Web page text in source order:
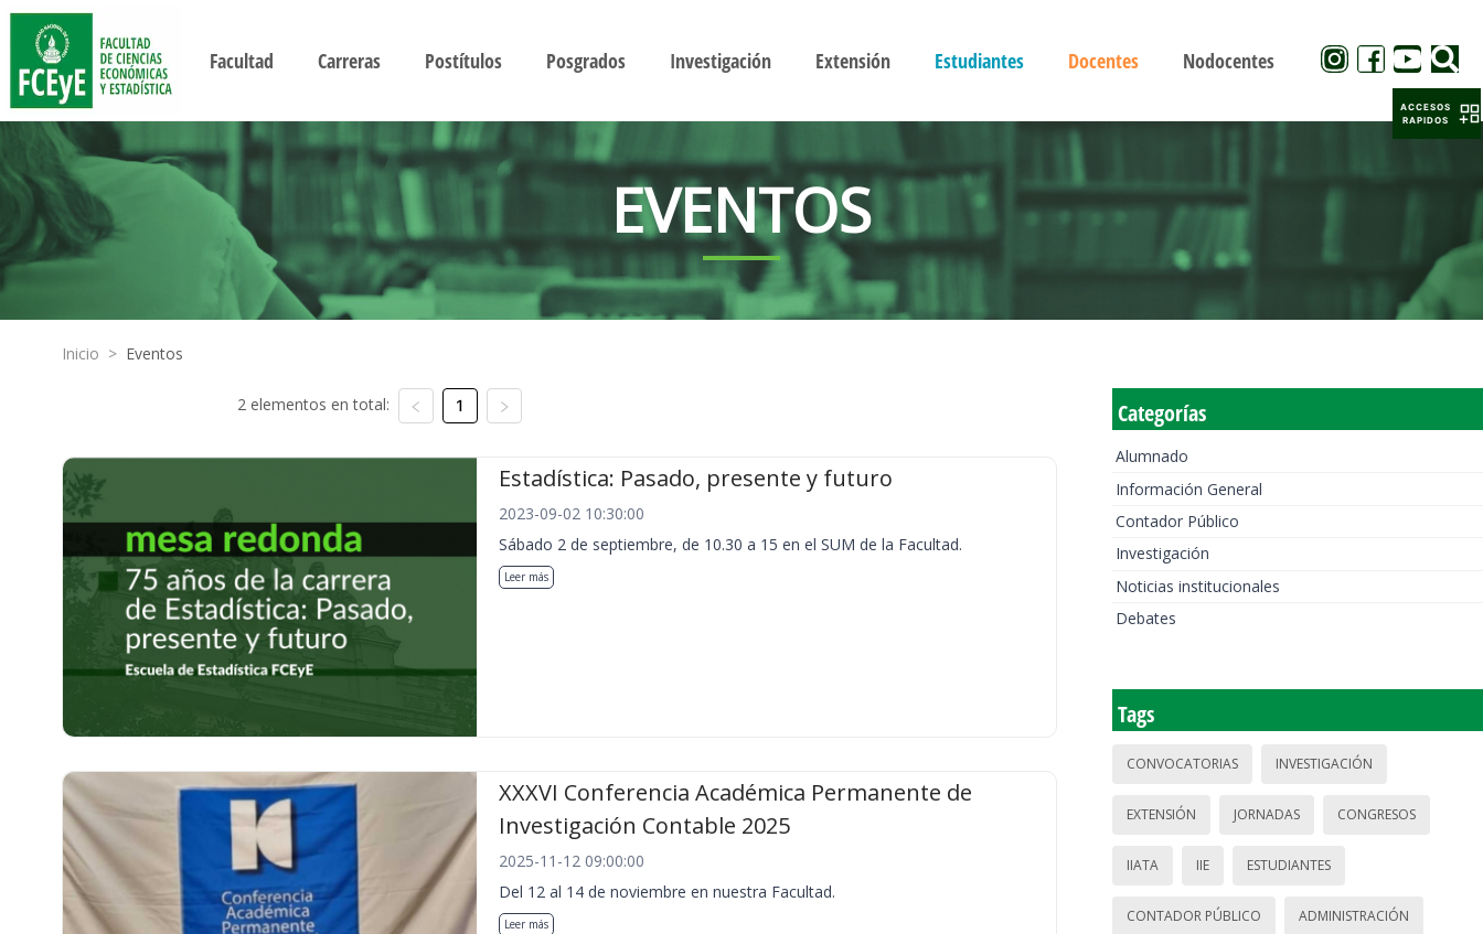
Facultad Carreras Postítulos Posgrados Investigación Extensión Estudiantes Docentes Nodocentes
EVENTOS
Inicio > Eventos
2 elementos en total: 1
Estadística: Pasado, presente y futuro
2023-09-02 10:30:00
Sábado 2 de septiembre, de 10.30 a 15 en el SUM de la Facultad.
Leer más
XXXVI Conferencia Académica Permanente de
Investigación Contable 2025
2025-11-12 09:00:00
Del 12 al 14 de noviembre en nuestra Facultad.
Leer más
Categorías
Alumnado
Información General
Contador Público
Investigación
Noticias institucionales
Debates
Tags
CONVOCATORIAS INVESTIGACIÓN
EXTENSIÓN JORNADAS CONGRESOS
IIATA IIE ESTUDIANTES
CONTADOR PÚBLICO ADMINISTRACIÓN
ACCESOS
RAPIDOS